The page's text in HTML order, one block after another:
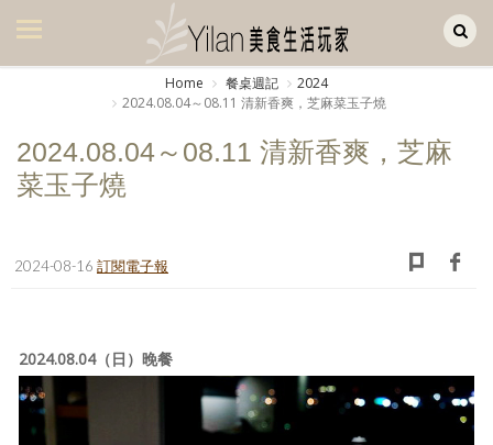
美食集
廚房集
旅遊集
日記簿
Home 餐桌週記
2024
2024.08.04～08.11 清新香爽，芝麻菜玉子燒
2024.08.04～08.11 清新香爽，芝麻
菜玉子燒
2024-08-16 訂閱電子報
2024.08.04（日）晚餐